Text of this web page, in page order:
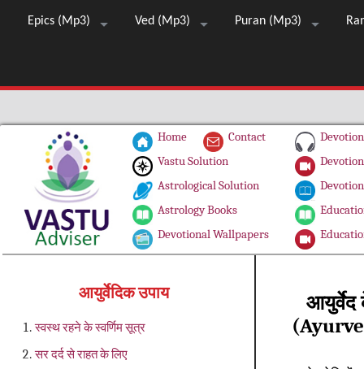
Epics (Mp3) Ved (Mp3) Puran (Mp3)
Home
Contact
Vastu Solution
Astrological Solution
Astrology Books
Devotional Wallpapers
आयुर्वेदिक उपाय
स्वस्थ रहने के स्वर्णिम सूत्र
सर दर्द से राहत के लिए
आयुर्वेद